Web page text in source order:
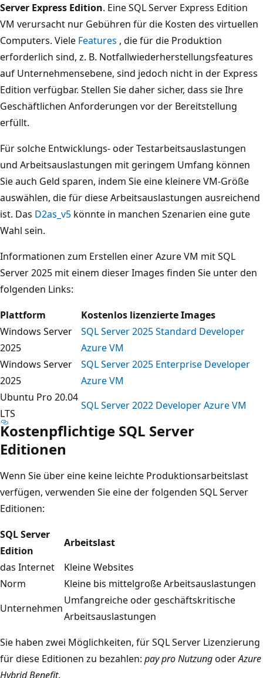
Server Express Edition. Eine SQL Server Express Edition
VM verursacht nur Gebühren für die Kosten des virtuellen
Computers. Viele Features , die für die Produktion
erforderlich sind, z. B. Notfallwiederherstellungsfeatures
auf Unternehmensebene, sind jedoch nicht in der Express
Edition verfügbar. Stellen Sie daher sicher, dass sie Ihre
Geschäftlichen Anforderungen vor der Bereitstellung
erfüllt.
Für solche Entwicklungs- oder Testarbeitsauslastungen
und Arbeitsauslastungen mit geringem Umfang können
Sie auch Geld sparen, indem Sie eine kleinere VM-Größe
auswählen, die für diese Arbeitsauslastungen ausreichend
ist. Das D2as_v5 könnte in manchen Szenarien eine gute
Wahl sein.
Informationen zum Erstellen einer Azure VM mit SQL
Server 2025 mit einem dieser Images finden Sie unter den
folgenden Links:
Plattform
Kostenlos lizenzierte Images
Windows Server
2025
SQL Server 2025 Standard Developer
Azure VM
Windows Server
2025
SQL Server 2025 Enterprise Developer
Azure VM
Ubuntu Pro 20.04
LTS
SQL Server 2022 Developer Azure VM
Kostenpflichtige SQL Server
Editionen
Wenn Sie über eine keine leichte Produktionsarbeitslast
verfügen, verwenden Sie eine der folgenden SQL Server
Editionen:
SQL Server
Edition
Arbeitslast
das Internet
Kleine Websites
Norm
Kleine bis mittelgroße Arbeitsauslastungen
Unternehmen
Umfangreiche oder geschäftskritische
Arbeitsauslastungen
Sie haben zwei Möglichkeiten, für SQL Server Lizenzierung
für diese Editionen zu bezahlen: pay pro NutzungoderAzure
Hybrid Benefit.